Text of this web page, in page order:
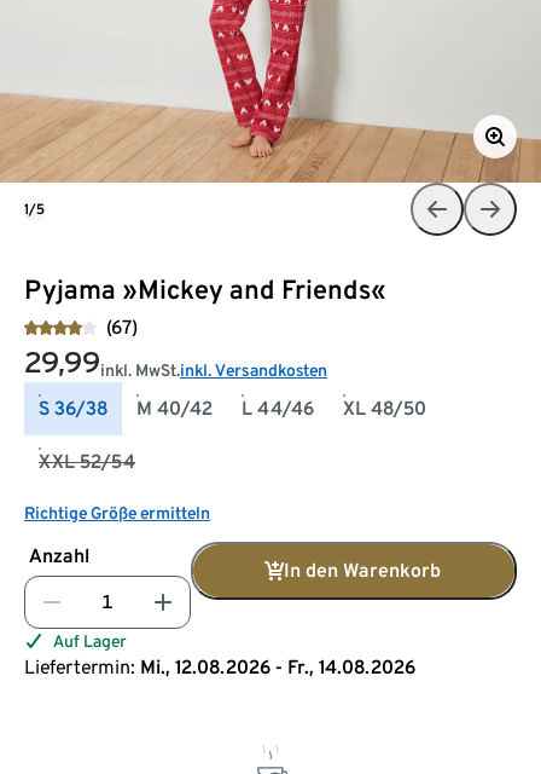
Pyjama »Mickey and Friends«
(67)
29,99inkl. MwSt.inkl. Versandkosten
S 36/38 M 40/42 L 44/46 XL 48/50
XXL 52/54
Richtige Größe ermitteln
Anzahl
In den Warenkorb
Auf Lager
Liefertermin: Mi., 12.08.2026 - Fr., 14.08.2026
1/5